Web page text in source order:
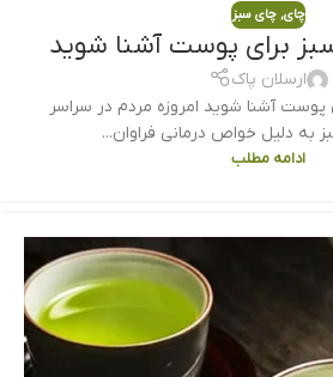
چای, چای سبز
برای پوست آشنا شوید
ارسلان پاک
آشنا شوید امروزه مردم در سراسر
به دلیل خواص درمانی فراوان...
ادامه مطلب